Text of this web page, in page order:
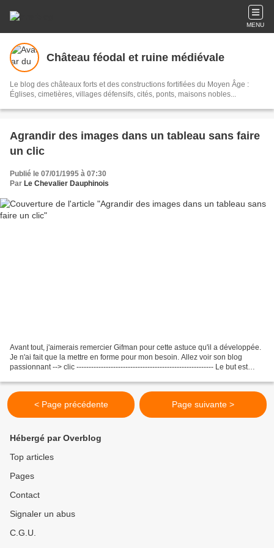
MENU
Château féodal et ruine médiévale
Le blog des châteaux forts et des constructions fortifiées du Moyen Âge :
Églises, cimetières, villages défensifs, cités, ponts, maisons nobles...
Agrandir des images dans un tableau sans faire
un clic
Publié le 07/01/1995 à 07:30
Par Le Chevalier Dauphinois
Avant tout, j'aimerais remercier Gifman pour cette astuce qu'il a développée.
Je n'ai fait que la mettre en forme pour mon besoin. Allez voir son blog
passionnant --> clic -------------------------------------------------------- Le but est
< Page précédente Page suivante >
Hébergé par Overblog
Top articles
Pages
Contact
Signaler un abus
C.G.U.